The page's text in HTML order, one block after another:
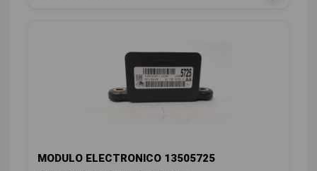
MODULO ELECTRONICO 13505725